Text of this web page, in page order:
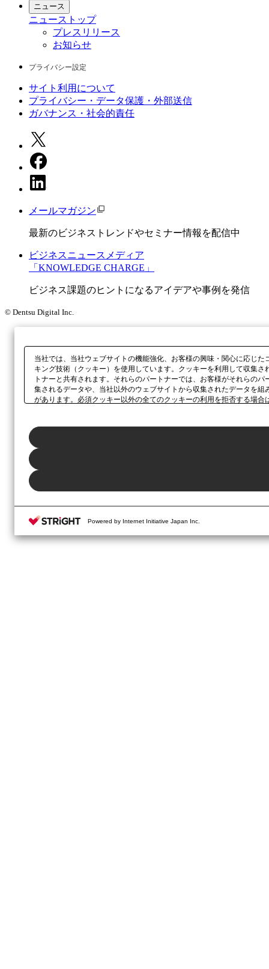
ニュース
ニュース トップ
プレスリリース
お知らせ
プライバシー設定
サイト利用について
プライバシー・データ保護・外部送信
ガバナンス・社会的責任
メールマガジン
最新のビジネストレンドやセミナー情報を配信中
ビジネスニュースメディア
「KNOWLEDGE CHARGE」
ビジネス課題のヒントになるアイデアや事例を発信
© Dentsu Digital Inc.
当社では、当社ウェブサイトの機能強化、お客様の興味・関心に応じ
キング技術（クッキー）を使用しています。クッキーを利用して収集
トナーと共有されます。それらのパートナーでは、お客様がそれらの
集されるデータや、当社以外のウェブサイトから収集されたデータを
があります。必須クッキー以外の全てのクッキーの利用を拒否する場
Powered by Internet Initiative Japan Inc.